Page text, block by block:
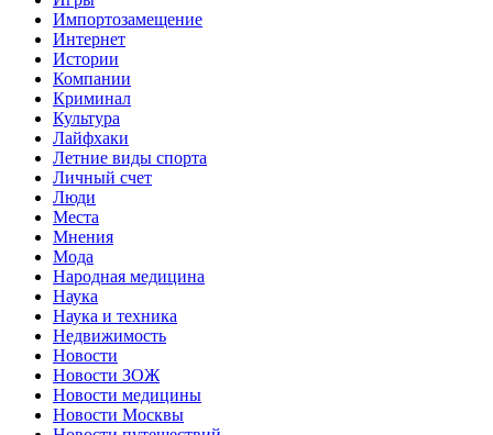
Импортозамещение
Интернет
Истории
Компании
Криминал
Культура
Лайфхаки
Летние виды спорта
Личный счет
Люди
Места
Мнения
Мода
Народная медицина
Наука
Наука и техника
Недвижимость
Новости
Новости ЗОЖ
Новости медицины
Новости Москвы